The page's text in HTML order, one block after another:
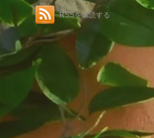
RSSを購読する